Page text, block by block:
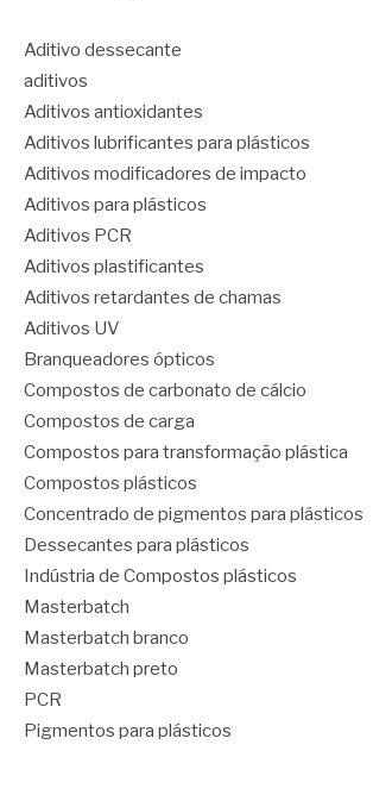
Aditivo dessecante
aditivos
Aditivos antioxidantes
Aditivos lubrificantes para plásticos
Aditivos modificadores de impacto
Aditivos para plásticos
Aditivos PCR
Aditivos plastificantes
Aditivos retardantes de chamas
Aditivos UV
Branqueadores ópticos
Compostos de carbonato de cálcio
Compostos de carga
Compostos para transformação plástica
Compostos plásticos
Concentrado de pigmentos para plásticos
Dessecantes para plásticos
Indústria de Compostos plásticos
Masterbatch
Masterbatch branco
Masterbatch preto
PCR
Pigmentos para plásticos